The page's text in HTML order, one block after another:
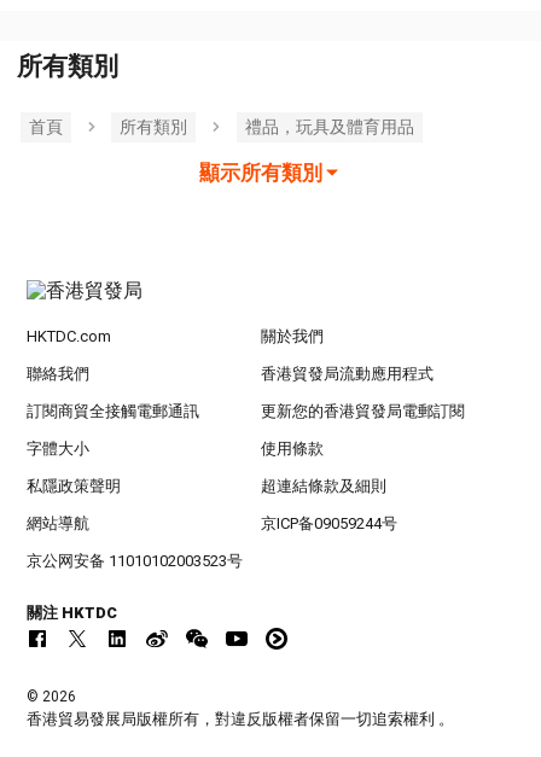
所有類別
首頁 所有類別 禮品，玩具及體育用品
顯示所有類別
HKTDC.com 關於我們
聯絡我們 香港貿發局流動應用程式
訂閱商貿全接觸電郵通訊 更新您的香港貿發局電郵訂閱
字體大小 使用條款
私隱政策聲明 超連結條款及細則
網站導航 京ICP备09059244号
京公网安备 11010102003523号
關注 HKTDC
© 2026
香港貿易發展局版權所有，對違反版權者保留一切追索權利 。